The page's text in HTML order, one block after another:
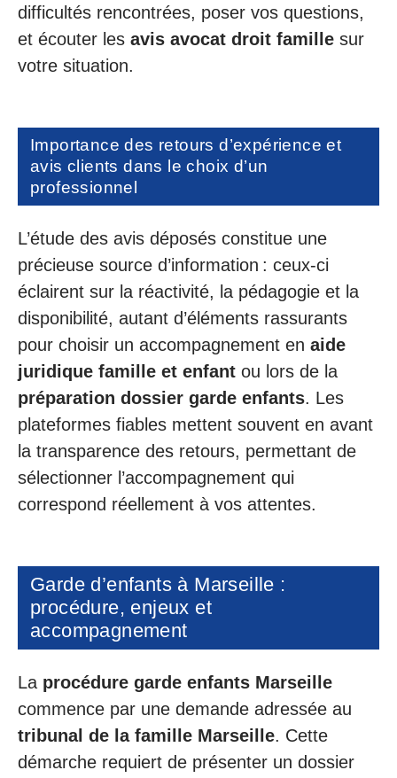
difficultés rencontrées, poser vos questions,
et écouter les avis avocat droit famille sur
votre situation.
Importance des retours d’expérience et
avis clients dans le choix d’un
professionnel
L’étude des avis déposés constitue une
précieuse source d’information : ceux-ci
éclairent sur la réactivité, la pédagogie et la
disponibilité, autant d’éléments rassurants
pour choisir un accompagnement en aide
juridique famille et enfant ou lors de la
préparation dossier garde enfants. Les
plateformes fiables mettent souvent en avant
la transparence des retours, permettant de
sélectionner l’accompagnement qui
correspond réellement à vos attentes.
Garde d’enfants à Marseille :
procédure, enjeux et
accompagnement
La procédure garde enfants Marseille
commence par une demande adressée au
tribunal de la famille Marseille. Cette
démarche requiert de présenter un dossier